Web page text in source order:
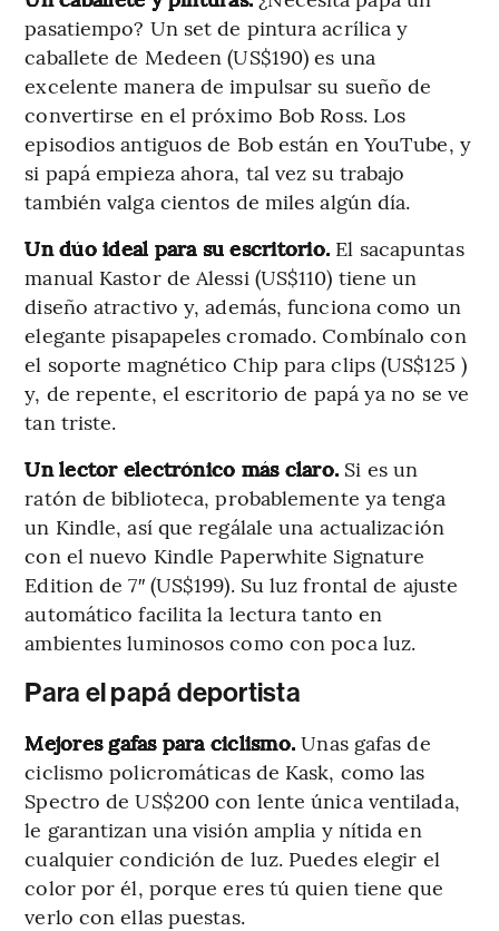
pasatiempo? Un set de pintura acrílica y
caballete de Medeen (US$190) es una
excelente manera de impulsar su sueño de
convertirse en el próximo Bob Ross. Los
episodios antiguos de Bob están en YouTube, y
si papá empieza ahora, tal vez su trabajo
también valga cientos de miles algún día.
Un dúo ideal para su escritorio. El sacapuntas
manual Kastor de Alessi (US$110) tiene un
diseño atractivo y, además, funciona como un
elegante pisapapeles cromado. Combínalo con
el soporte magnético Chip para clips (US$125 )
y, de repente, el escritorio de papá ya no se ve
tan triste.
Un lector electrónico más claro. Si es un
ratón de biblioteca, probablemente ya tenga
un Kindle, así que regálale una actualización
con el nuevo Kindle Paperwhite Signature
Edition de 7″ (US$199). Su luz frontal de ajuste
automático facilita la lectura tanto en
ambientes luminosos como con poca luz.
Para el papá deportista
Mejores gafas para ciclismo.Unas gafas de
ciclismo policromáticas de Kask, como las
Spectro de US$200 con lente única ventilada,
le garantizan una visión amplia y nítida en
cualquier condición de luz. Puedes elegir el
color por él, porque eres tú quien tiene que
verlo con ellas puestas.